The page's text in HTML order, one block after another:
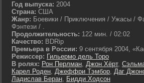
Год выпуска: 2004
Страна: США
Жанр: Боевики / Приключения / Ужасы /
Фэнтези / .
Продолжительность: 122 мин. / 02:02
Качество: BDRip
Премьера в России: 9 сентября 2004,
Режиссер: Гильермо дель Торо
В ролях: Рон Перлман, Джон Хёрт,
Карел Роден, Джеффри Тэмбор, Даг
Ладислав Беран, Бидди Ходсон